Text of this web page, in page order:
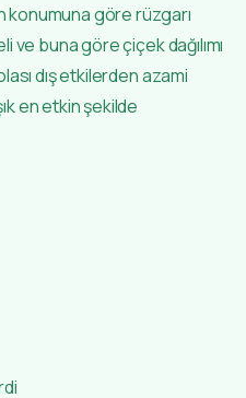
konumuna göre rüzgarı
ve buna göre çiçek dağılımı
dış etkilerden azami
en etkin şekilde